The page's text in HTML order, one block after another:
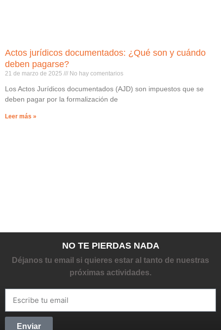
Actos jurídicos documentados: ¿Qué son y cuándo
deben pagarse?
21 de marzo de 2025 No hay comentarios
Los Actos Jurídicos documentados (AJD) son impuestos que se
deben pagar por la formalización de
Leer más »
NO TE PIERDAS NADA
Déjanos tu email si quieres estar al tanto de nuestras
próximas actividades.
Enviar